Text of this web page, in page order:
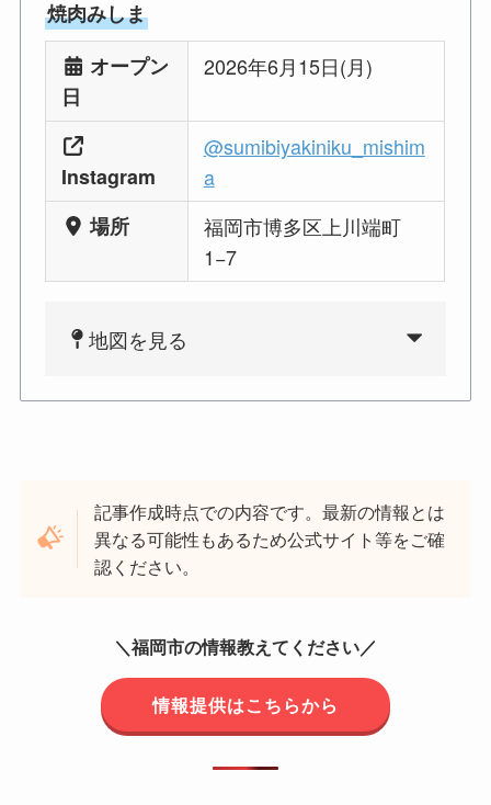
焼肉みしま
オープン
日
2026年6月15日(月)
Instagram
@sumibiyakiniku_mishim
a
場所
福岡市博多区上川端町
1−7
地図を見る
記事作成時点での内容です。最新の情報とは
異なる可能性もあるため公式サイト等をご確
認ください。
＼福岡市の情報教えてください／
情報提供はこちらから